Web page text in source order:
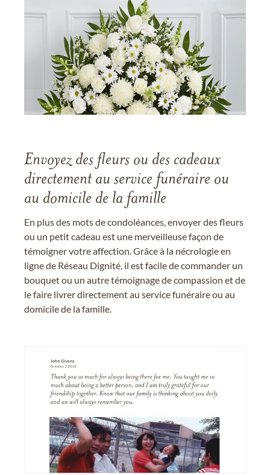
Envoyez des fleurs ou des cadeaux
directement au service funéraire ou
au domicile de la famille
En plus des mots de condoléances, envoyer des fleurs
ou un petit cadeau est une merveilleuse façon de
témoigner votre affection. Grâce à la nécrologie en
ligne de Réseau Dignité, il est facile de commander un
bouquet ou un autre témoignage de compassion et de
le faire livrer directement au service funéraire ou au
domicile de la famille.